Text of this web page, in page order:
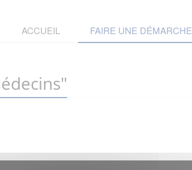
ACCUEIL FAIRE UNE DÉMARCHE